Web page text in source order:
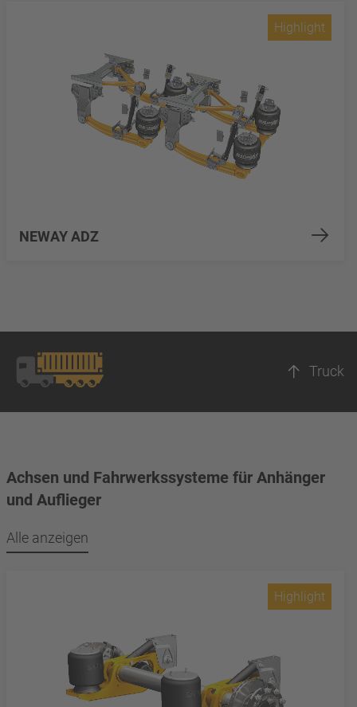
NEWAY ADZ
Highlight
Truck
Achsen und Fahrwerkssysteme für Anhänger
und Auflieger
Alle anzeigen
Highlight